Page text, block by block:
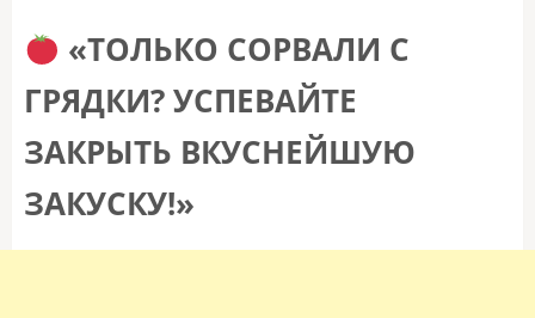
«ТОЛЬКО СОРВАЛИ С
ГРЯДКИ? УСПЕВАЙТЕ
ЗАКРЫТЬ ВКУСНЕЙШУЮ
ЗАКУСКУ!»